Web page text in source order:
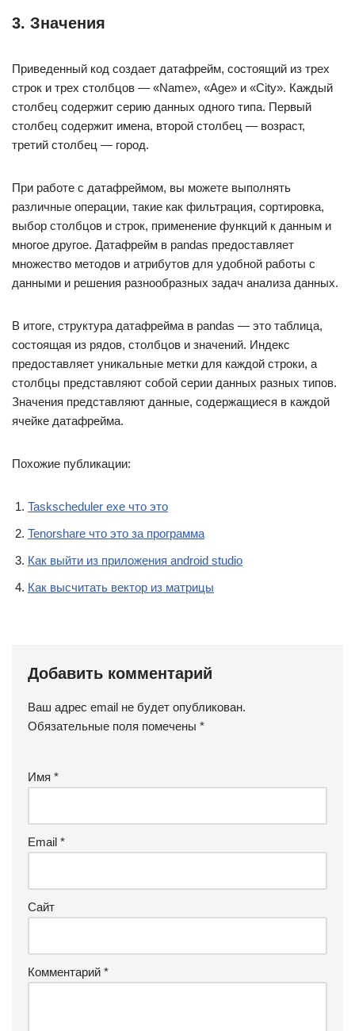
3. Значения
Приведенный код создает датафрейм, состоящий из трех
строк и трех столбцов — «Name», «Age» и «City». Каждый
столбец содержит серию данных одного типа. Первый
столбец содержит имена, второй столбец — возраст,
третий столбец — город.
При работе с датафреймом, вы можете выполнять
различные операции, такие как фильтрация, сортировка,
выбор столбцов и строк, применение функций к данным и
многое другое. Датафрейм в pandas предоставляет
множество методов и атрибутов для удобной работы с
данными и решения разнообразных задач анализа данных.
В итоге, структура датафрейма в pandas — это таблица,
состоящая из рядов, столбцов и значений. Индекс
предоставляет уникальные метки для каждой строки, а
столбцы представляют собой серии данных разных типов.
Значения представляют данные, содержащиеся в каждой
ячейке датафрейма.
Похожие публикации:
Taskscheduler exe что это
Tenorshare что это за программа
Как выйти из приложения android studio
Как высчитать вектор из матрицы
Добавить комментарий
Ваш адрес email не будет опубликован.
Обязательные поля помечены *
Имя *
Email *
Сайт
Комментарий *